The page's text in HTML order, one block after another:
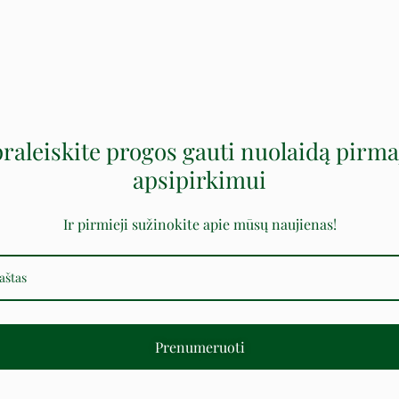
progos gauti nuolaidą
apsipirkimui
Ir pirmieji sužinokite apie mūsų naujienas!
Prenumeruoti